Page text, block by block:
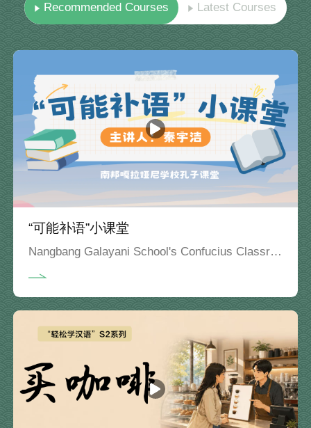
Recommended Courses Latest Courses
“可能补语”小课堂
Nangbang Galayani School's Confucius Classroom